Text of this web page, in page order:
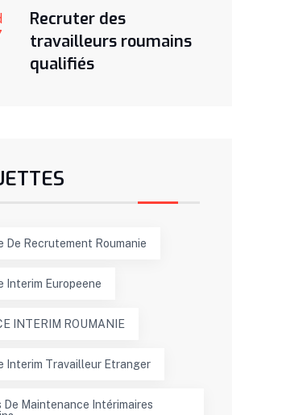
Recruter des
travailleurs roumains
qualifiés
De Recrutement Roumanie
Interim Europeene
INTERIM ROUMANIE
Interim Travailleur Etranger
De Maintenance Intérimaires